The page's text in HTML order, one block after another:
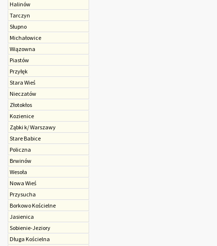
Halinów
Tarczyn
Słupno
Michałowice
Wiązowna
Piastów
Przyłęk
Stara Wieś
Nieczatów
Złotokłos
Kozienice
Ząbki k/ Warszawy
Stare Babice
Policzna
Brwinów
Wesoła
Nowa Wieś
Przysucha
Borkowo Kościelne
Jasienica
Sobienie-Jeziory
Długa Kościelna